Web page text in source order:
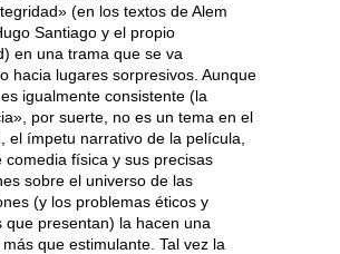
(en los textos de Alem
Santiago y el propio
en una trama que se va
hacia lugares sorpresivos. Aunque
igualmente consistente (la
por suerte, no es un tema en el
el ímpetu narrativo de la película,
comedia física y sus precisas
sobre el universo de las
(y los problemas éticos y
que presentan) la hacen una
que estimulante. Tal vez la